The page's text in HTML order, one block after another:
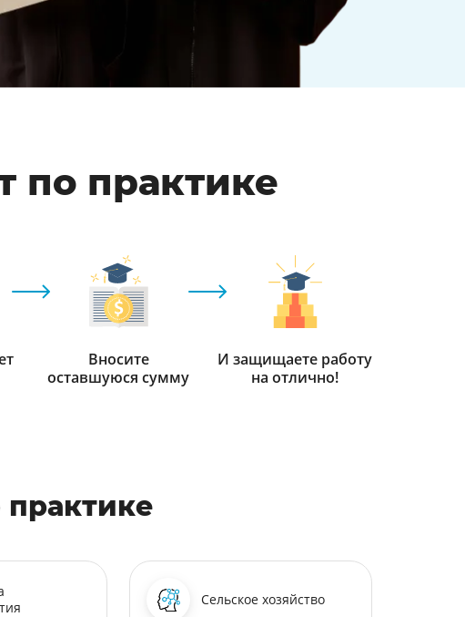
по практике
Вносите
оставшуюся сумму
И защищаете работу
на отлично!
Сельское хозяйство